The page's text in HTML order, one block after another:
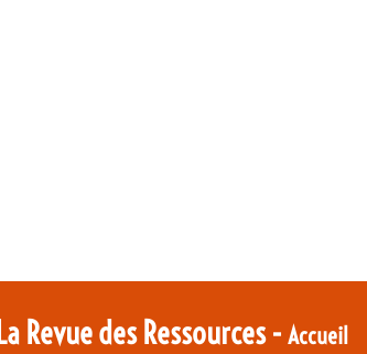
La Revue des Ressources -Accueil